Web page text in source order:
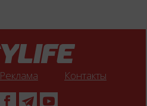
Реклама Контакты